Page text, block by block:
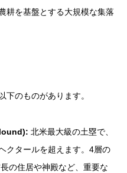
耕を基盤とする大規模な集落
下のものがあります。
北米最大級の土塁で、
クタールを超えます。4層の
の住居や神殿など、重要な